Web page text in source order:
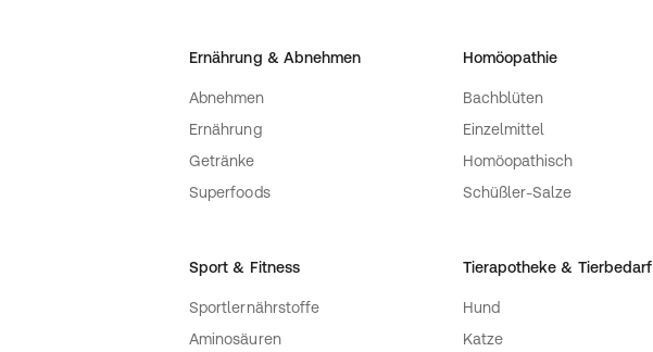
Ernährung & Abnehmen
Abnehmen
Ernährung
Getränke
Superfoods
Homöopathie
Bachblüten
Einzelmittel
Homöopathisch
Schüßler-Salze
Sport & Fitness
Sportlernährstoffe
Aminosäuren
Tierapotheke & Tierbedarf
Hund
Katze